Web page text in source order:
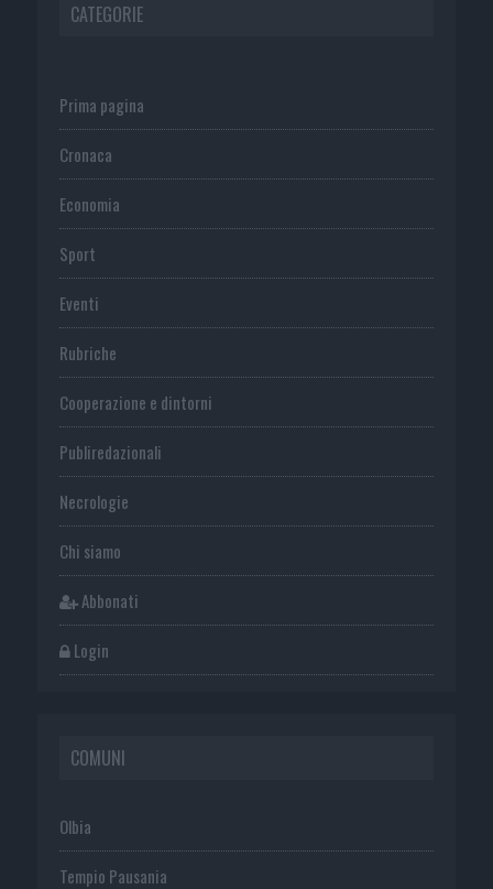
CATEGORIE
Prima pagina
Cronaca
Economia
Sport
Eventi
Rubriche
Cooperazione e dintorni
Publiredazionali
Necrologie
Chi siamo
Abbonati
Login
COMUNI
Olbia
Tempio Pausania